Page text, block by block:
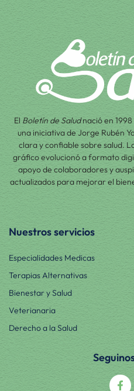
El Boletín de Saludnació en
una iniciativa de Jorge Rubén
clara y confiable sobre salud.
gráfico evolucionó a formato
apoyo de colaboradores y
actualizados para mejorar el
Nuestros servicios
Especialidades Medicas
Terapias Alternativas
Bienestar y Salud
Veterianaria
Derecho a la Salud